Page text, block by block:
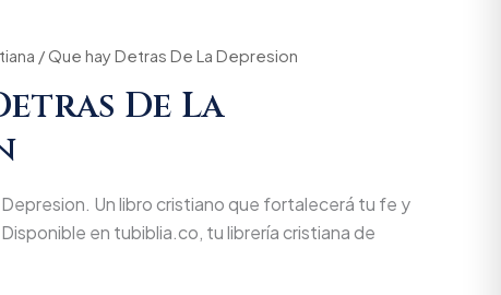
/ Que hay Detras De La Depresion
De La
Un libro cristiano que fortalecerá tu fe y
en tubiblia.co, tu librería cristiana de
Current
price
$26.600.